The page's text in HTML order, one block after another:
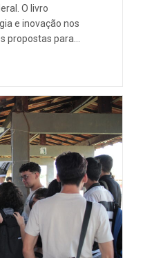
O livro
e inovação nos
propostas para…